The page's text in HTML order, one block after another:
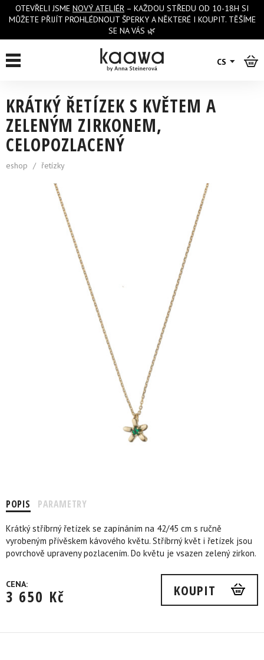
OTEVŘELI JSME NOVÝ ATELIÉR – KAŽDOU STŘEDU OD 10-18H SI
MŮŽETE PŘIJÍT PROHLÉDNOUT ŠPERKY A NĚKTERÉ I KOUPIT. TĚŠÍME
SE NA VÁS 🌿
CS
zpět na výpis
KRÁTKÝ ŘETÍZEK S KVĚTEM A
ZELENÝM ZIRKONEM,
CELOPOZLACENÝ
eshop / řetízky
POPIS PARAMETRY
Krátký stříbrný řetízek se zapínáním na 42/45 cm s ručně
vyrobeným přívěskem kávového květu. Stříbrný květ i řetízek jsou
povrchově upraveny pozlacením. Do květu je vsazen zelený zirkon.
KOUPIT
CENA:
3 650 Kč